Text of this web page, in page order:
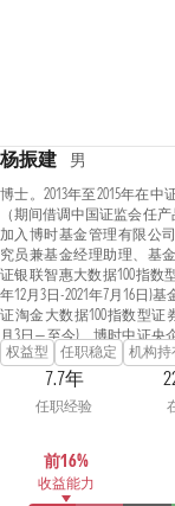
杨振建 男
博士。2013年至2015年在
（期间借调中国证监会任
加入博时基金管理有限公
究员兼基金经理助理、基
证银联智惠大数据100指数
年12月3日-2021年7月16日)
证淘金大数据100指数型证
月3日—至今)、博时中证央
放式指数证券投资基金
博时中证央企创新驱动交
投资基金联接基金(2019年
裕富沪深300指数证券投资基
证券投资基金(2023年3月3
国新央企现代能源交易型
基金(2023年7月27日—至今)
权益型 任职稳定 机构持
7.7年
任职经验
前16%
收益能力